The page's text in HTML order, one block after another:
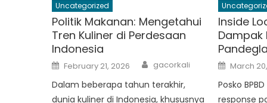
Uncategorized
Politik Makanan: Mengetahui
Tren Kuliner di Perdesaan
Indonesia
Posted
on
February 21, 2026 Author
gacorkali
Dalam beberapa tahun terakhir,
dunia kuliner di Indonesia, khususnya
Inside
Dampak
Posted
on
March
Posko
response